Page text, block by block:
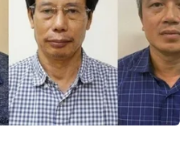
mức sụt
tiêu
dài
quá
sản